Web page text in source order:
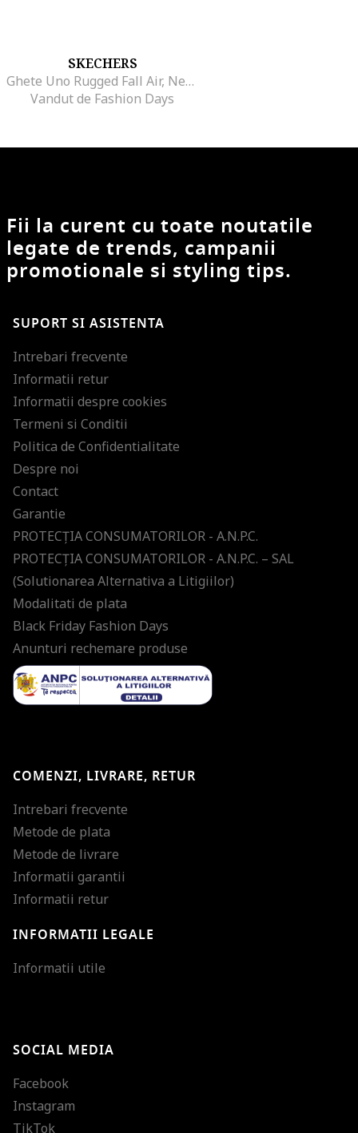
SKECHERS
Ghete Uno Rugged Fall Air, Negru
Vandut de Fashion Days
Fii la curent cu toate noutatile
legate de trends, campanii
promotionale si styling tips.
SUPORT SI ASISTENTA
Intrebari frecvente
Informatii retur
Informatii despre cookies
Termeni si Conditii
Politica de Confidentialitate
Despre noi
Contact
Garantie
PROTECŢIA CONSUMATORILOR - A.N.P.C.
PROTECŢIA CONSUMATORILOR - A.N.P.C. – SAL
(Solutionarea Alternativa a Litigiilor)
Modalitati de plata
Black Friday Fashion Days
Anunturi rechemare produse
COMENZI, LIVRARE, RETUR
Intrebari frecvente
Metode de plata
Metode de livrare
Informatii garantii
Informatii retur
INFORMATII LEGALE
Informatii utile
SOCIAL MEDIA
Facebook
Instagram
TikTok